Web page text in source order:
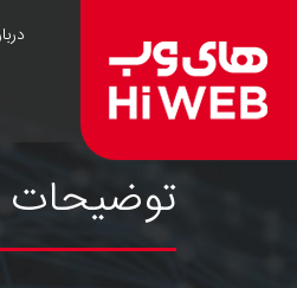
توضیحات